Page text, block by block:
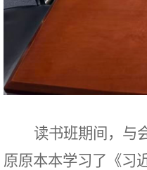
读书班期间，与
原原本本学习了《习